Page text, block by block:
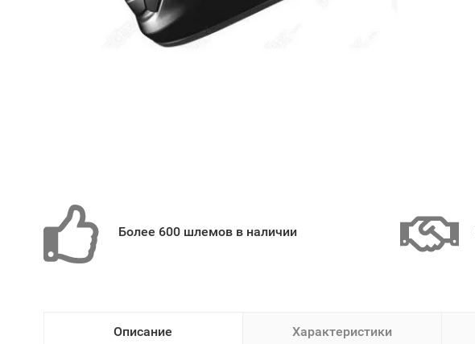
Более 600 шлемов в наличии
Описание Характеристики